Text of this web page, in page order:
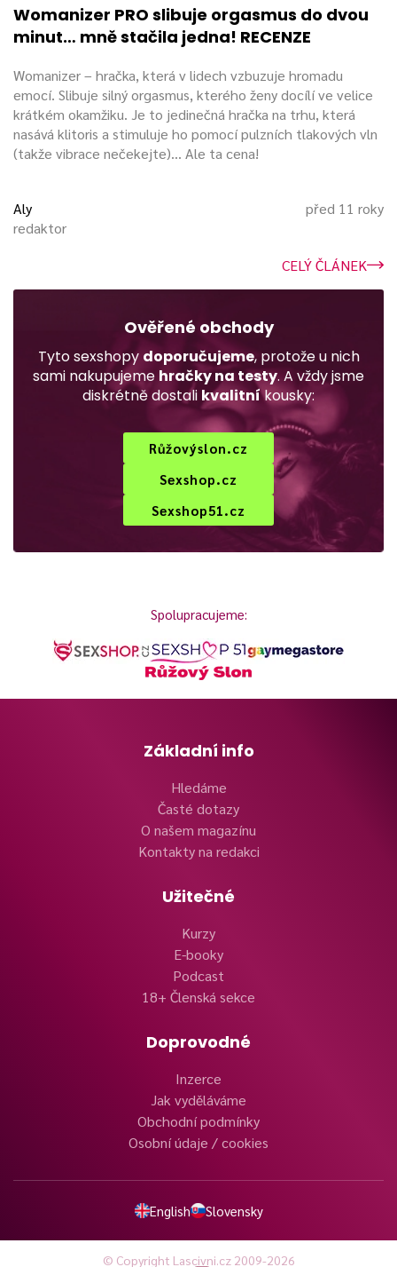
Womanizer PRO slibuje orgasmus do dvou
minut… mně stačila jedna! RECENZE
Womanizer – hračka, která v lidech vzbuzuje hromadu
emocí. Slibuje silný orgasmus, kterého ženy docílí ve velice
krátkém okamžiku. Je to jedinečná hračka na trhu, která
nasává klitoris a stimuluje ho pomocí pulzních tlakových vln
(takže vibrace nečekejte)... Ale ta cena!
Aly
redaktor
před 11 roky
CELÝ ČLÁNEK
Ověřené obchody
Tyto sexshopy doporučujeme, protože u nich
sami nakupujeme hračky na testy. A vždy jsme
diskrétně dostali kvalitníkousky:
Růžovýslon.cz
Sexshop.cz
Sexshop51.cz
Spolupracujeme:
Základní info
Hledáme
Časté dotazy
O našem magazínu
Kontakty na redakci
Užitečné
Kurzy
E-booky
Podcast
18+ Členská sekce
Doprovodné
Inzerce
Jak vyděláváme
Obchodní podmínky
Osobní údaje / cookies
English Slovensky
© Copyright Lascivni.cz 2009-2026